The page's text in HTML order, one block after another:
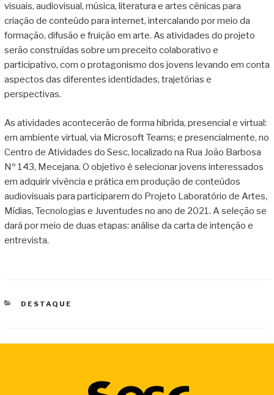
visuais, audiovisual, música, literatura e artes cênicas para
criação de conteúdo para internet, intercalando por meio da
formação, difusão e fruição em arte. As atividades do projeto
serão construídas sobre um preceito colaborativo e
participativo, com o protagonismo dos jovens levando em conta
aspectos das diferentes identidades, trajetórias e
perspectivas.
As atividades acontecerão de forma hibrida, presencial e virtual:
em ambiente virtual, via Microsoft Teams; e presencialmente, no
Centro de Atividades do Sesc, localizado na Rua João Barbosa
Nº 143, Mecejana. O objetivo é selecionar jovens interessados
em adquirir vivência e prática em produção de conteúdos
audiovisuais para participarem do Projeto Laboratório de Artes,
Mídias, Tecnologias e Juventudes no ano de 2021. A seleção se
dará por meio de duas etapas: análise da carta de intenção e
entrevista.
CATEGORIAS
DESTAQUE